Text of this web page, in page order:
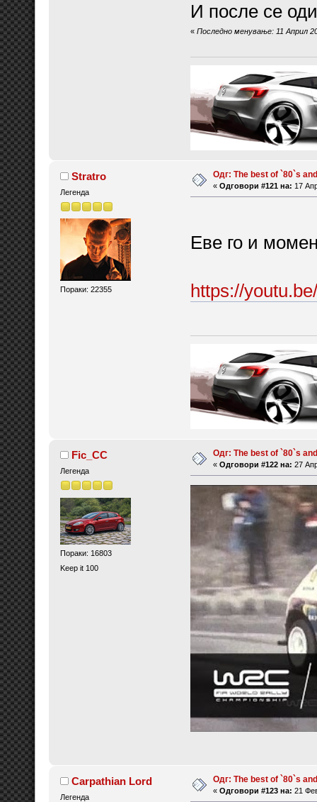
И после се
« Последно менување: 11 Април
Stratro
Легенда
Пораки: 22355
Одг: The best of `80`s
« Одговори #121 на: 17
Еве го и
https://
Fic_CC
Легенда
Пораки: 16803
Keep it 100
Одг: The best of `80`s
« Одговори #122 на: 27
Carpathian Lord
Легенда
Одг: The best of `80`s
« Одговори #123 на: 21